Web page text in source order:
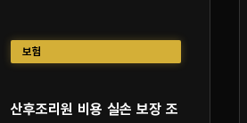
보험
산후조리원 비용 실손 보장 조